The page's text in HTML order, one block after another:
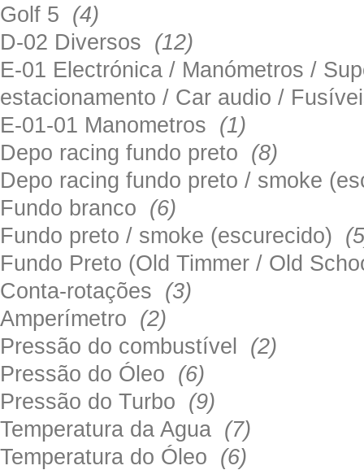
Golf 5 (4)
D-02 Diversos (12)
E-01 Electrónica / Manómetros /
estacionamento / Car audio /
E-01-01 Manometros (1)
Depo racing fundo preto (8)
Depo racing fundo preto / smoke
Fundo branco (6)
Fundo preto / smoke (escurecido)
Fundo Preto (Old Timmer / Old
Conta-rotações (3)
Amperímetro (2)
Pressão do combustível (2)
Pressão do Óleo (6)
Pressão do Turbo (9)
Temperatura da Agua (7)
Temperatura do Óleo (6)